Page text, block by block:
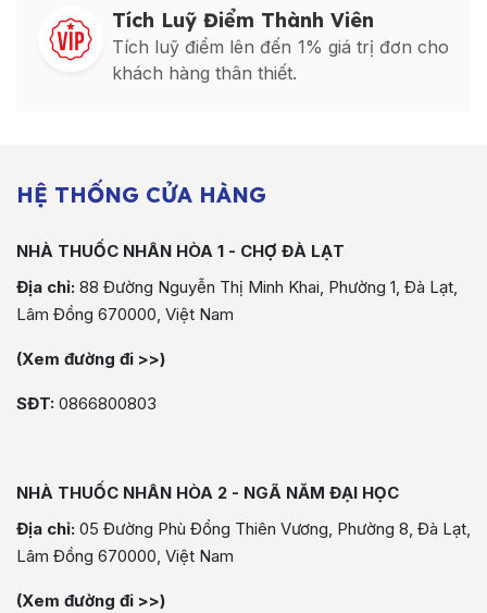
Tích Luỹ Điểm Thành Viên
Tích luỹ điểm lên đến 1% giá trị đơn cho
khách hàng thân thiết.
HỆ THỐNG CỬA HÀNG
NHÀ THUỐC NHÂN HÒA 1 - CHỢ ĐÀ LẠT
Địa chỉ: 88 Đường Nguyễn Thị Minh Khai, Phường 1, Đà Lạt,
Lâm Đồng 670000, Việt Nam
(Xem đường đi >>)
SĐT: 0866800803
NHÀ THUỐC NHÂN HÒA 2 - NGÃ NĂM ĐẠI HỌC
Địa chỉ: 05 Đường Phù Đổng Thiên Vương, Phường 8, Đà Lạt,
Lâm Đồng 670000, Việt Nam
(Xem đường đi >>)